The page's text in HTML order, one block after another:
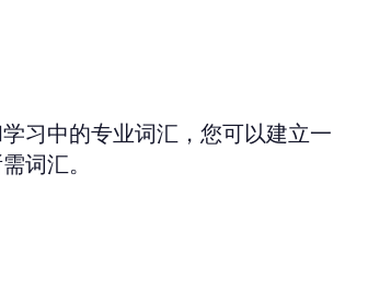
习中的专业词汇，您可以建立一
词汇。